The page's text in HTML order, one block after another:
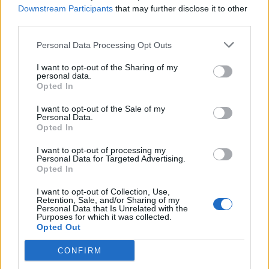
Downstream Participants that may further disclose it to other
Personal Data Processing Opt Outs
I want to opt-out of the Sharing of my
personal data.
Opted In
I want to opt-out of the Sale of my
Personal Data.
Opted In
I want to opt-out of processing my
Personal Data for Targeted Advertising.
Opted In
I want to opt-out of Collection, Use,
Retention, Sale, and/or Sharing of my
Personal Data that Is Unrelated with the
Purposes for which it was collected.
Opted Out
CONFIRM
μινιμαλιστική τεχνολογία για ν
Internet
MagentaONE Business: Η COSMOTE
TELEKOM ενώνει συνδεσιμότητα, ασφάλεια
και παραγωγικότητα σε μία πλατφόρμα
04.06.26